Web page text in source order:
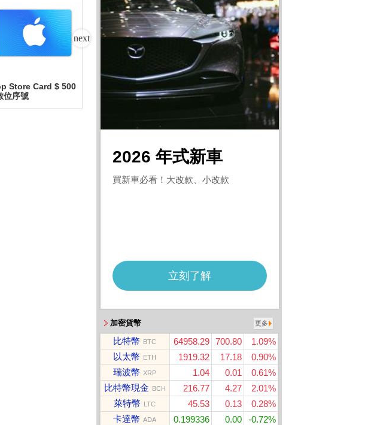
Store Card $ 500
位序號
Apple iPhone 17 Pro
(256G)
舒潔 棉柔舒適抽取衛生
紙 100抽x12包x6串/箱
ACER Aspire Lite 16
吋 AI文書效能筆電銀色
(Ultra 5 115U/16GB/51
更多
加密貨幣
比特幣 BTC 64958.29 700.80
1.09%
以太幣 ETH 1919.32 17.18
0.90%
瑞波幣 XRP 1.04 0.01
0.61%
比特幣現金 BCH 216.77 4.27
2.01%
萊特幣 LTC 45.53 0.13
0.28%
卡達幣 ADA 0.199336 0.00
-0.72%